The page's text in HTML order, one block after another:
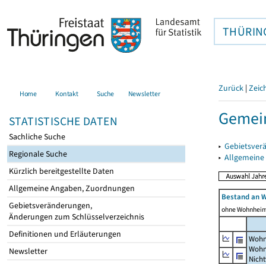
Home Kontakt Suche Newsletter
STATISTISCHE DATEN
Sachliche Suche
Regionale Suche
Kürzlich bereitgestellte Daten
Allgemeine Angaben, Zuordnungen
Gebietsveränderungen,
Änderungen zum Schlüsselverzeichnis
Definitionen und Erläuterungen
Newsletter
Zurück |
▸
▸
Bestand an
ohne